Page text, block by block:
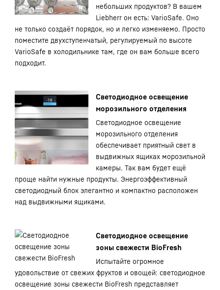
небольших продуктов? В вашем
Liebherr он есть: VarioSafe. Оно
не только создаёт порядок, но и легко изменяемо. Просто
поместите двухступенчатый, регулируемый по высоте
VarioSafe в холодильнике там, где он вам больше всего
подходит.
Светодиодное освещение
морозильного отделения
Светодиодное освещение
морозильного отделения
обеспечивает приятный свет в
выдвижных ящиках морозильной
камеры. Так вам будет ещё
проще найти нужные продукты. Энергоэффективный
светодиодный блок элегантно и компактно расположен
над выдвижными ящиками.
Светодиодное освещение
зоны свежести BioFresh
Испытайте огромное
удовольствие от свежих фруктов и овощей: светодиодное
освещение зоны свежести BioFresh представляет